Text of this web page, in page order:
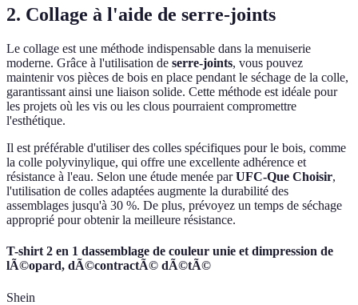
2. Collage à l'aide de serre-joints
Le collage est une méthode indispensable dans la menuiserie
moderne. Grâce à l'utilisation de serre-joints, vous pouvez
maintenir vos pièces de bois en place pendant le séchage de la colle,
garantissant ainsi une liaison solide. Cette méthode est idéale pour
les projets où les vis ou les clous pourraient compromettre
l'esthétique.
Il est préférable d'utiliser des colles spécifiques pour le bois, comme
la colle polyvinylique, qui offre une excellente adhérence et
résistance à l'eau. Selon une étude menée parUFC-Que Choisir,
l'utilisation de colles adaptées augmente la durabilité des
assemblages jusqu'à 30 %. De plus, prévoyez un temps de séchage
approprié pour obtenir la meilleure résistance.
T-shirt 2 en 1 dassemblage de couleur unie et dimpression de
lÃ©opard, dÃ©contractÃ© dÃ©tÃ©
Shein